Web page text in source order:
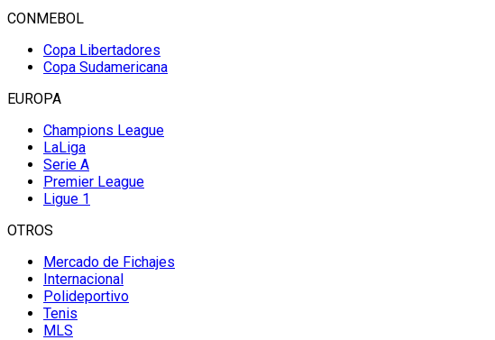
CONMEBOL
Copa Libertadores
Copa Sudamericana
EUROPA
Champions League
LaLiga
Serie A
Premier League
Ligue 1
OTROS
Mercado de Fichajes
Internacional
Polideportivo
Tenis
MLS